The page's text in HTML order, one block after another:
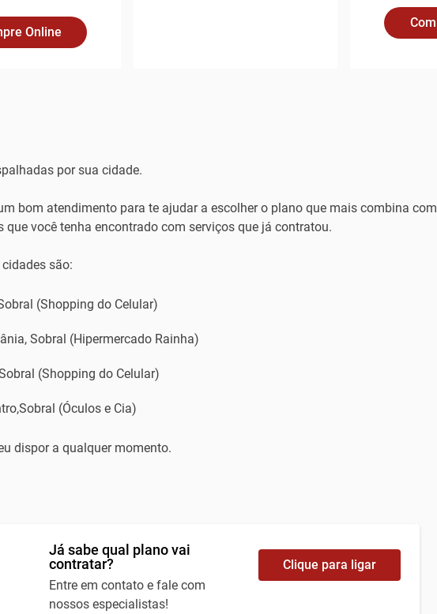
Online
por sua cidade.
bom atendimento para te ajudar a escolher o plano que mais combina com
que você tenha encontrado com serviços que já contratou.
são:
(Shopping do Celular)
Sobral (Hipermercado Rainha)
(Shopping do Celular)
(Óculos e Cia)
dispor a qualquer momento.
Já sabe qual plano vai
contratar?
Entre em contato e fale com
nossos especialistas!
Clique para ligar